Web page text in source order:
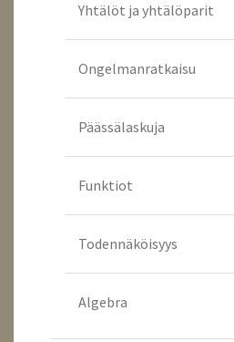
Yhtälöt ja yhtälöparit
Ongelmanratkaisu
Päässälaskuja
Funktiot
Todennäköisyys
Algebra